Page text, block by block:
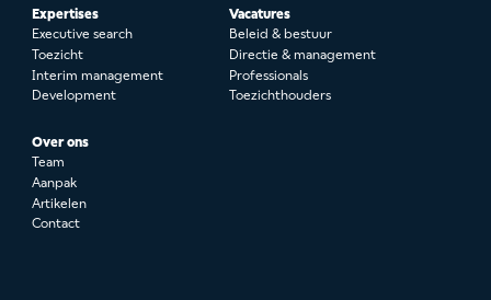
Expertises
Executive search
Toezicht
Interim management
Development
Vacatures
Beleid & bestuur
Directie & management
Professionals
Toezichthouders
Over ons
Team
Aanpak
Artikelen
Contact